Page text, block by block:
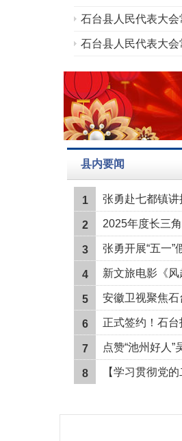
研、外出学习考察
知
关于印发《石台县
工外出、请休假制
石台县人民代表大
事规则
石台县人民代表大
作评议暂行办法 （
日县十三届人大常委
会议通过）
县内要闻
1 张勇赴七都镇
2 2025年度长三
引发热烈反响
3 张勇开展“五一
调研
4 新文旅电影《
在京举行
5 安徽卫视聚焦石
6 正式签约！石
7 点赞“池州好人
刻，所有人都
8 【学习贯彻党